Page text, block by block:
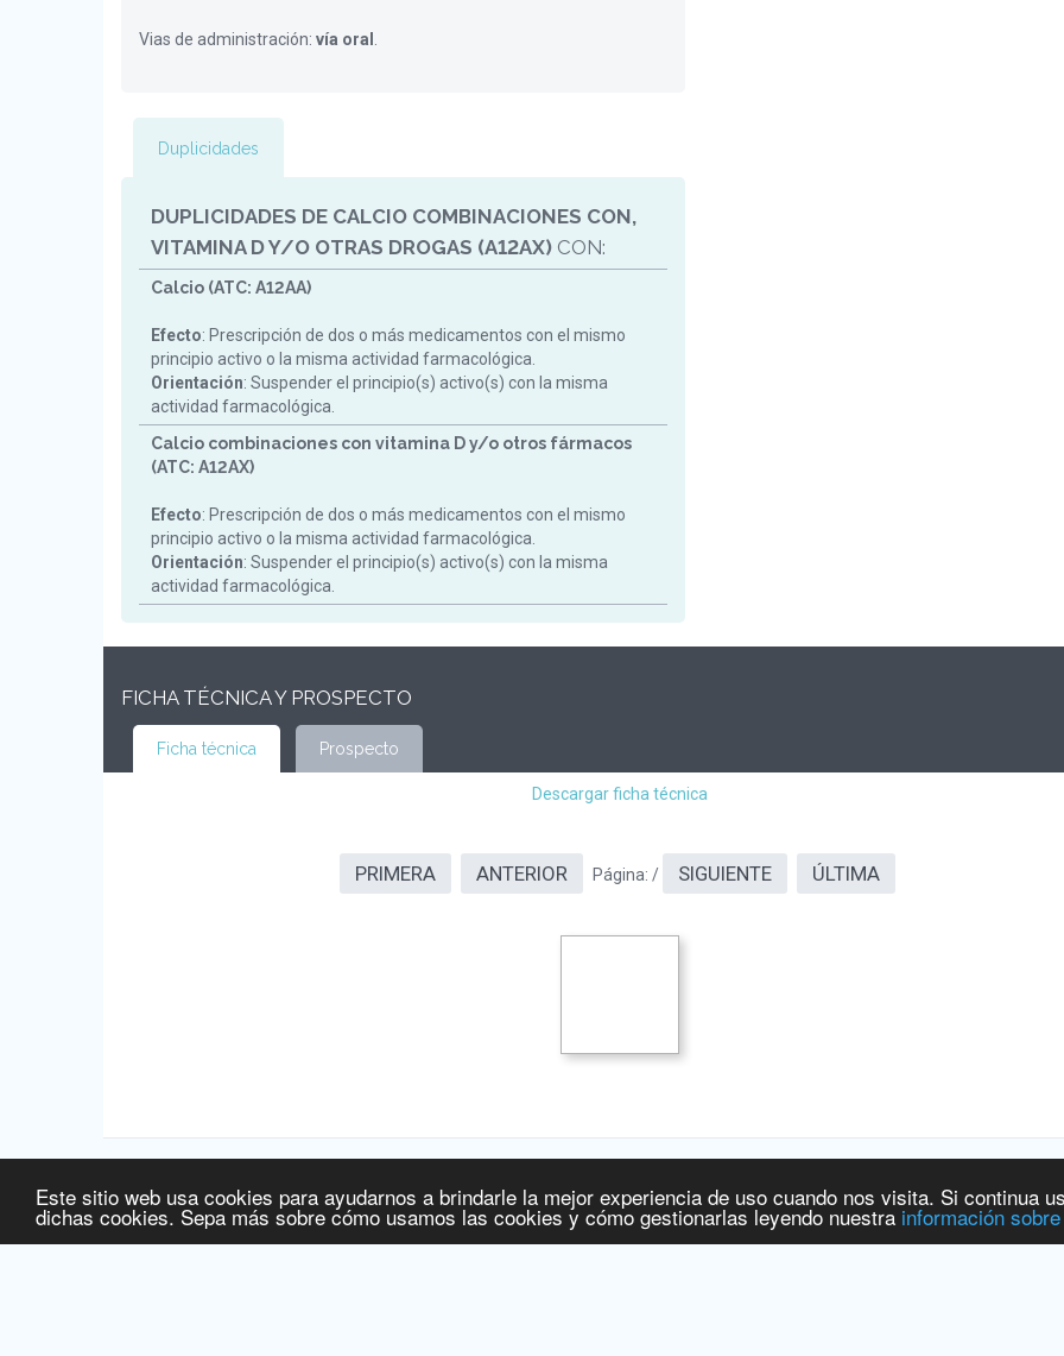
Este sitio web usa cookies para ayudarnos a brindarle la mejor experiencia de uso cuando nos visita. Si continua
dichas cookies. Sepa más sobre cómo usamos las cookies y cómo gestionarlas leyendo nuestra información
Vias de administración: vía oral
Duplicidades
DUPLICIDADES DE CALCIO COMBINACIONES CON,
VITAMINA D Y/O OTRAS DROGAS (A12AX) CON:
Calcio (ATC: A12AA)
Efecto: Prescripción de dos o más medicamentos con el mismo
principio activo o la misma actividad farmacológica.
Orientación: Suspender el principio(s) activo(s) con la misma
actividad farmacológica.
Calcio combinaciones con vitamina D y/o otros fármacos
(ATC: A12AX)
Efecto: Prescripción de dos o más medicamentos con el mismo
principio activo o la misma actividad farmacológica.
Orientación: Suspender el principio(s) activo(s) con la misma
actividad farmacológica.
FICHA TÉCNICA Y PROSPECTO
Ficha técnica Prospecto
Descargar ficha técnica
PRIMERA ANTERIOR Página: / SIGUIENTE ÚLTIMA
Fuente de la información:Agencia Española de Medicamentos y Productos Sanitarios[ www.aemps.gob.es].